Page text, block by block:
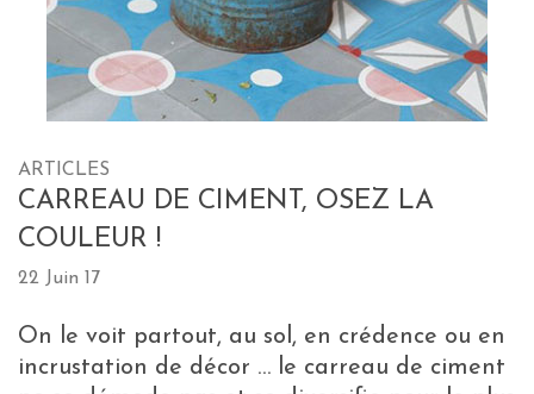
ARTICLES
CARREAU DE CIMENT, OSEZ LA
COULEUR !
22 Juin 17
On le voit partout, au sol, en crédence ou en
incrustation de décor … le carreau de ciment